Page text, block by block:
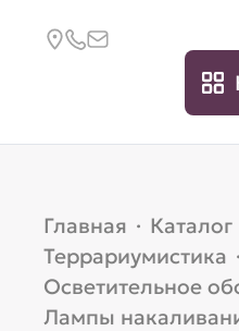
Главная · Каталог
Террариумистика ·
Осветительное
Лампы